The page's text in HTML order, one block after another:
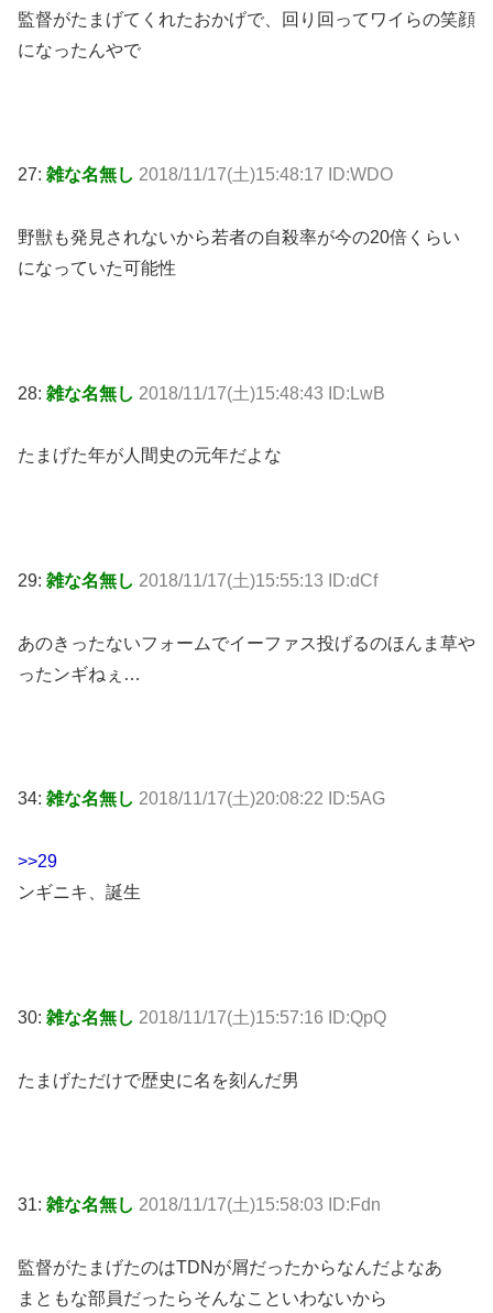
監督がたまげてくれたおかげで、回り回ってワイらの笑顔
になったんやで
27: 雑な名無し 2018/11/17(土)15:48:17 ID:WDO
野獣も発見されないから若者の自殺率が今の20倍くらい
になっていた可能性
28: 雑な名無し 2018/11/17(土)15:48:43 ID:LwB
たまげた年が人間史の元年だよな
29: 雑な名無し 2018/11/17(土)15:55:13 ID:dCf
あのきったないフォームでイーファス投げるのほんま草や
ったンギねぇ…
34: 雑な名無し 2018/11/17(土)20:08:22 ID:5AG
>>29
ンギニキ、誕生
30: 雑な名無し 2018/11/17(土)15:57:16 ID:QpQ
たまげただけで歴史に名を刻んだ男
31: 雑な名無し 2018/11/17(土)15:58:03 ID:Fdn
監督がたまげたのはTDNが屑だったからなんだよなあ
まともな部員だったらそんなこといわないから